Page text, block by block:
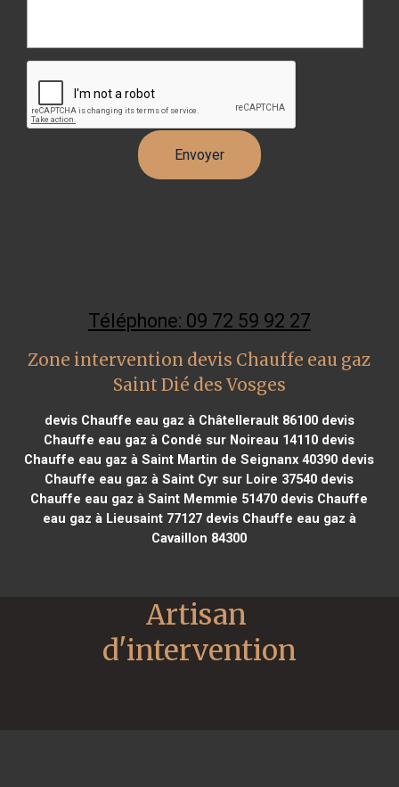
Téléphone: 09 72 59 92 27
Zone intervention devis Chauffe eau gaz
Saint Dié des Vosges
devis Chauffe eau gaz à Châtellerault 86100devis
Chauffe eau gaz à Condé sur Noireau 14110 devis
Chauffe eau gaz à Saint Martin de Seignanx 40390 devis
Chauffe eau gaz à Saint Cyr sur Loire 37540 devis
Chauffe eau gaz à Saint Memmie 51470 devis Chauffe
eau gaz à Lieusaint 77127devis Chauffe eau gaz à
Cavaillon 84300
Artisan
d'intervention